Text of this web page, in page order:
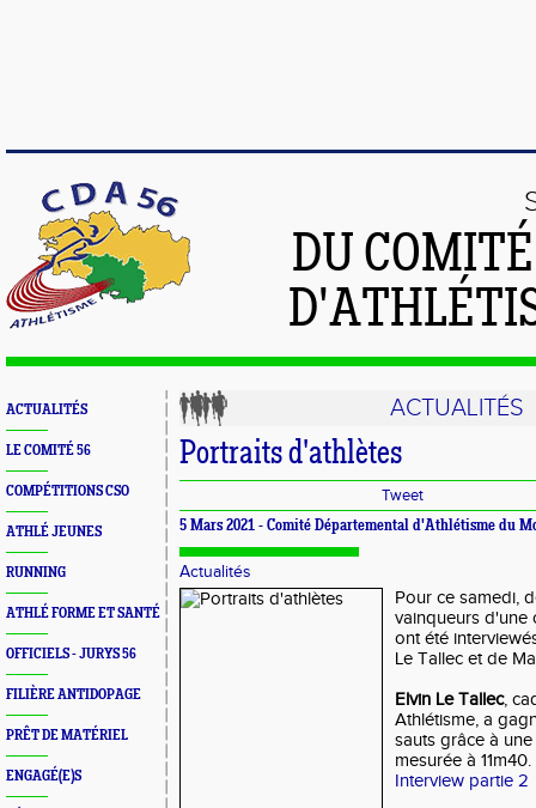
DU
ACTUALITÉS
LE COMITÉ 56
COMPÉTITIONS CSO
ATHLÉ JEUNES
RUNNING
ATHLÉ FORME ET SANTÉ
OFFICIELS - JURYS 56
FILIÈRE ANTIDOPAGE
PRÊT DE MATÉRIEL
ENGAGÉ(E)S
ACTUALITÉS
Portraits d'athlètes
Tweet
5 Mars 2021 - Comité Départemental d'Athlétisme du
Actualités
Pour ce samedi,
vainqueurs d'une
ont été
Le Tallec et de
Elvin Le Tallec,
Athlétisme, a
sauts grâce à
mesurée à 11m40.
Interview partie 2